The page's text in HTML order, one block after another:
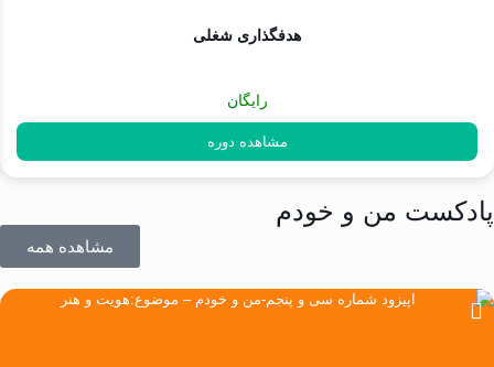
هدفگذاری شغلی
رایگان
مشاهده دوره
پادکست من و خودم
مشاهده همه